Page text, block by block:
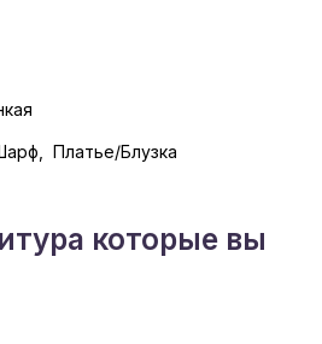
Платье/Блузка
которые вы